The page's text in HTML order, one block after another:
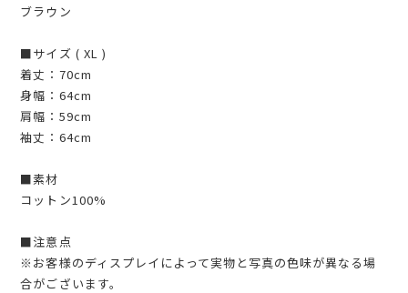
ブラウン
■サイズ ( XL )
着丈：70cm
身幅：64cm
肩幅：59cm
袖丈：64cm
■素材
コットン100%
■注意点
※お客様のディスプレイによって実物と写真の色味が異なる場
合がございます。